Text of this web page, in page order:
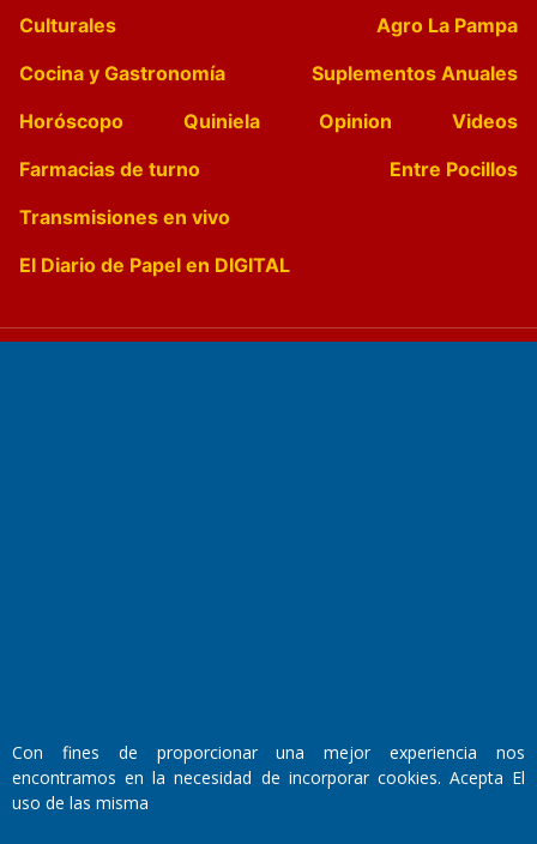
Culturales
Agro La Pampa
Cocina y Gastronomía
Suplementos Anuales
Horóscopo
Quiniela Opinion
Videos
Farmacias de turno
Entre Pocillos
Transmisiones en vivo
El Diario de Papel en DIGITAL
Con fines de proporcionar una mejor experiencia nos
encontramos en la necesidad de incorporar cookies. Acepta El
uso de las misma